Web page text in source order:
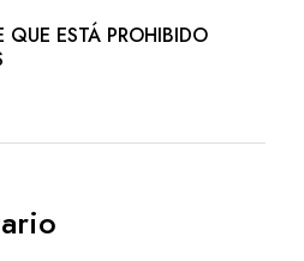
QUE ESTÁ PROHIBIDO